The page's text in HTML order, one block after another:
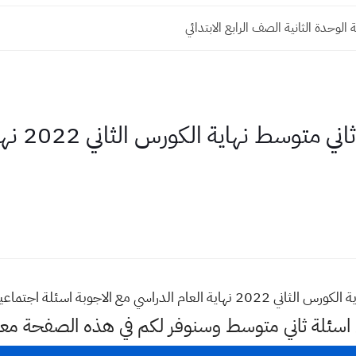
الثانية الصف الرابع الابتدائي
نهاية الكورس الثاني نهاية السنة
اسئلة ثاني متوسط وسنوفر لكم في هذه الصفحة